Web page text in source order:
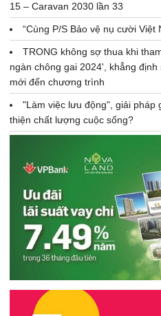
15 – Caravan 2030 lần 33
“Cùng P/S Bảo vệ nụ cười Việt
TRONG không sợ thua khi
ngàn chông gai 2024', khẳng
mới đến chương trình
"Làm việc lưu động", giải pháp
thiện chất lượng cuộc sống?